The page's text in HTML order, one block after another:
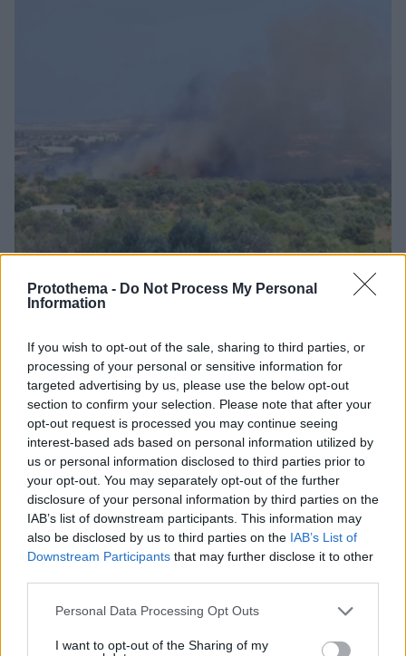
Protothema - Do Not Process My Personal
Information
If you wish to opt-out of the sale, sharing to third parties, or
processing of your personal or sensitive information for
targeted advertising by us, please use the below opt-out
section to confirm your selection. Please note that after your
opt-out request is processed you may continue seeing
interest-based ads based on personal information utilized by
us or personal information disclosed to third parties prior to
your opt-out. You may separately opt-out of the further
disclosure of your personal information by third parties on the
IAB’s list of downstream participants. This information may
also be disclosed by us to third parties on the IAB’s List of
Downstream Participants that may further disclose it to other
Please note that this website/app uses one or more Google
not limited to your visit or usage behaviour. You may click to
Personal Data Processing Opt Outs
I want to opt-out of the Sharing of my
Οριοθετήθηκε η φωτιά στο Κορωπί, επιχειρούν
δυνάμεις της Πυροσβεστικής
πριν 13 λεπτά